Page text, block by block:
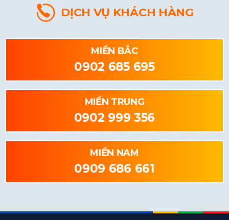
DỊCH VỤ KHÁCH HÀNG
MIỀN BẮC
0902 685 695
MIỀN TRUNG
0902 999 356
MIỀN NAM
0909 686 661